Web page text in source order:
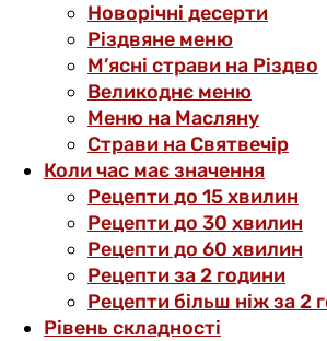
Новорічні десерти
Різдвяне меню
М’ясні страви на Різдво
Великоднє меню
Меню на Масляну
Страви на Святвечір
Коли час має значення
Рецепти до 15 хвилин
Рецепти до 30 хвилин
Рецепти до 60 хвилин
Рецепти за 2 години
Рецепти більш ніж за 2
Рівень складності